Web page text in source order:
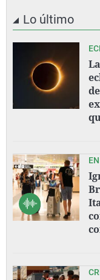
Lo último